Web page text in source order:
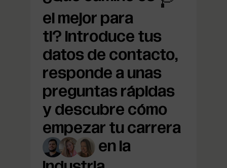
el mejor para
ti? Introduce tus
datos de contacto,
responde a unas
preguntas rápidas
y descubre cómo
empezar tu carrera
en la